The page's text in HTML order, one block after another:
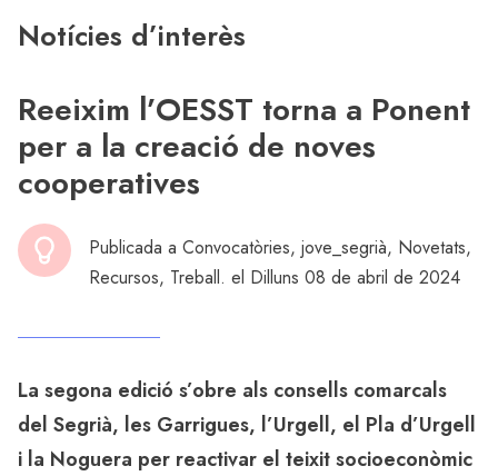
Notícies d’interès
Reeixim l’OESST torna a Ponent
per a la creació de noves
cooperatives
Publicada a Convocatòries, jove_segrià, Novetats,
Recursos, Treball. el Dilluns 08 de abril de 2024
La segona edició s’obre als consells comarcals
del Segrià, les Garrigues, l’Urgell, el Pla d’Urgell
i la Noguera per reactivar el teixit socioeconòmic